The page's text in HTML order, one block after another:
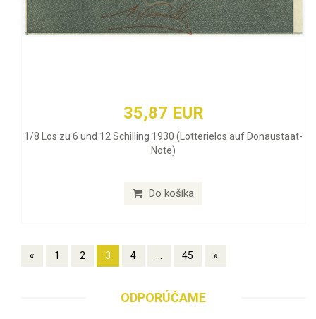
35,87 EUR
1/8 Los zu 6 und 12 Schilling 1930 (Lotterielos auf Donaustaat-
Note)
Do košíka
« 1 2 3 4 ... 45 »
ODPORÚČAME